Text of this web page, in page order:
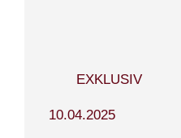
E-PAPER
PDF-ARCHIV
EXKLUSIV
10.04.2025